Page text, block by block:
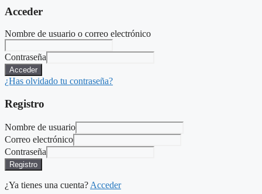
Acceder
Nombre de usuario o correo electrónico
Contraseña
Acceder
¿Has olvidado tu contraseña?
Registro
Nombre de usuario
Correo electrónico
Contraseña
Registro
¿Ya tienes una cuenta? Acceder